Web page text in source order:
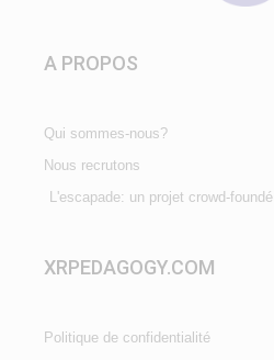
A PROPOS
Qui sommes-nous?
Nous recrutons
L'escapade: un projet crowd-foundé
XRPEDAGOGY.COM
Politique de confidentialité